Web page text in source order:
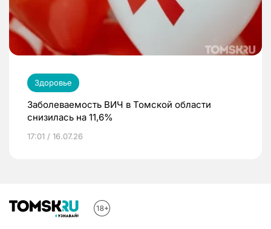
Здоровье
Заболеваемость ВИЧ в Томской области
снизилась на 11,6%
17:01 / 16.07.26